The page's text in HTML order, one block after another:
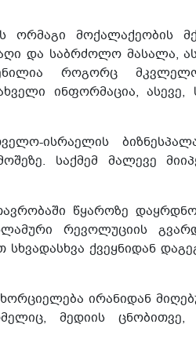
ორმაგი მოქალაქეობის
და საბრძოლო მასალა,
როგორც
ინფორმაცია, ასევე,
ისრაელის
საქმემ მალევე
წყაროზე
რევოლუციის
ქვეყნიდან
ირანიდან
მედიის